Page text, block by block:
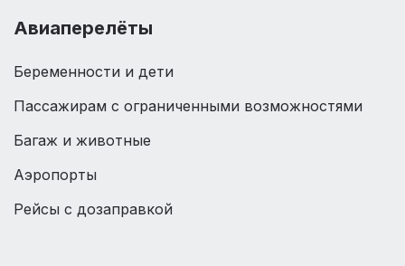
Авиаперелёты
Беременности и дети
Пассажирам с ограниченными возможностями
Багаж и животные
Аэропорты
Рейсы с дозаправкой